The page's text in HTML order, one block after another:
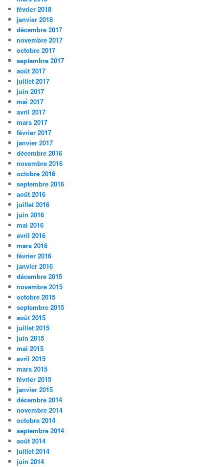
février 2018
janvier 2018
décembre 2017
novembre 2017
octobre 2017
septembre 2017
août 2017
juillet 2017
juin 2017
mai 2017
avril 2017
mars 2017
février 2017
janvier 2017
décembre 2016
novembre 2016
octobre 2016
septembre 2016
août 2016
juillet 2016
juin 2016
mai 2016
avril 2016
mars 2016
février 2016
janvier 2016
décembre 2015
novembre 2015
octobre 2015
septembre 2015
août 2015
juillet 2015
juin 2015
mai 2015
avril 2015
mars 2015
février 2015
janvier 2015
décembre 2014
novembre 2014
octobre 2014
septembre 2014
août 2014
juillet 2014
juin 2014